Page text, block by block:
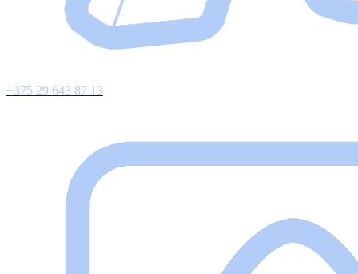
+375 29 643 87 13